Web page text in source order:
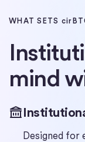
WHAT SETS
mind
Designed for